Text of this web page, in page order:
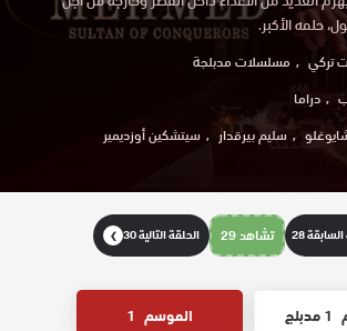
حلمه الأكبر.
تركي مسلسلات مدبلجة
دراما
سليم بيرقدار سيتشكين أوزديمير
28 تشاهد 29 الحلقة التالية 30 ❯
1 مدبلج الموسم 1